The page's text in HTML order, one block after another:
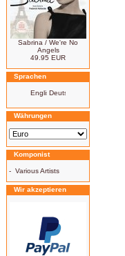
Sabrina / We're No
Angels
49.95 EUR
Sprachen
Währungen
Komponist
- Various Artists
Wir akzeptieren